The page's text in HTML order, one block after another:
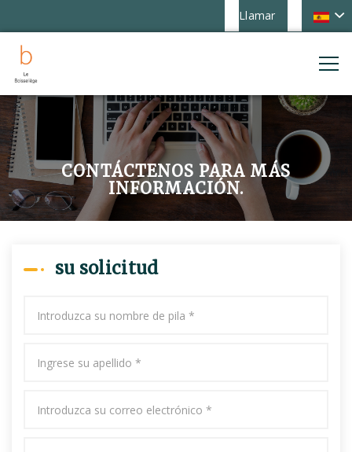
Llamar
CONTÁCTENOS PARA MÁS
INFORMACIÓN.
su solicitud